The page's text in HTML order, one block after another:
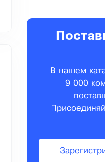
В нашем
9 000